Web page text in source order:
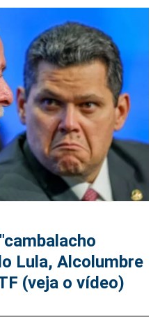
Lula, Alcolumbre
(veja o vídeo)